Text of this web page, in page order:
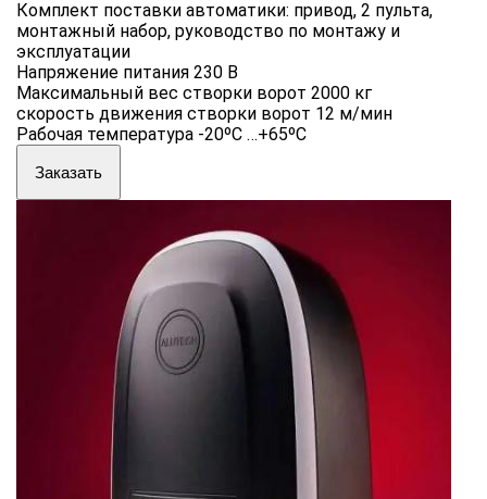
Комплект поставки автоматики: привод, 2 пульта,
монтажный набор, руководство по монтажу и
эксплуатации
Напряжение питания 230 B
Максимальный вес створки ворот 2000 кг
скорость движения створки ворот 12 м/мин
Рабочая температура -20ºС …+65ºС
Заказать